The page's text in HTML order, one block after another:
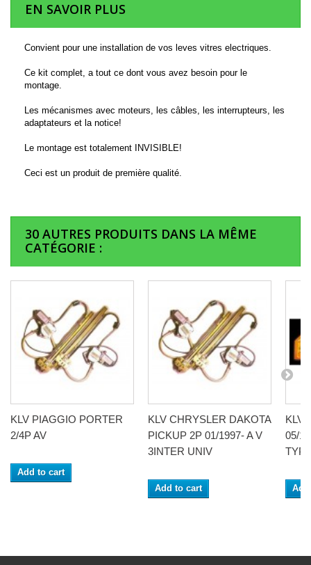
EN SAVOIR PLUS
Convient pour une installation de vos leves vitres electriques.
Ce kit complet, a tout ce dont vous avez besoin pour le
montage.
Les mécanismes avec moteurs, les câbles, les interrupteurs, les
adaptateurs et la notice!
Le montage est totalement INVISIBLE!
Ceci est un produit de première qualité.
30 AUTRES PRODUITS DANS LA MÊME
CATÉGORIE :
KLV PIAGGIO PORTER
2/4P AV
Add to cart
KLV CHRYSLER DAKOTA
PICKUP 2P 01/1997- A V
3INTER UNIV
Add to cart
KLV
05/